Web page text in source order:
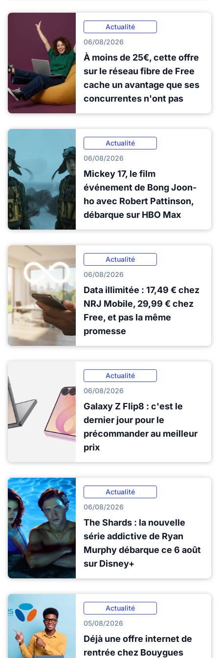
Actualité
06/08/2026
À moins de 25€, cette offre
sur le réseau fibre de Free
cache un avantage que ses
concurrentes n'ont pas
Actualité
06/08/2026
Mickey 17, le film
événement de Bong Joon-
ho avec Robert Pattinson,
débarque sur HBO Max
Actualité
06/08/2026
Data illimitée : 17,49 € chez
NRJ Mobile, 29,99 € chez
Free, et pas la même
promesse
Actualité
06/08/2026
Galaxy Z Flip8 : c'est le
dernier jour pour le
précommander au meilleur
prix
Actualité
06/08/2026
The Shards : la nouvelle
série addictive de Ryan
Murphy débarque ce 6 août
sur Disney+
Actualité
05/08/2026
Déjà une offre internet de
rentrée chez Bouygues